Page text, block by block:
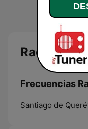
Radio
Frecuencias
Santiago de